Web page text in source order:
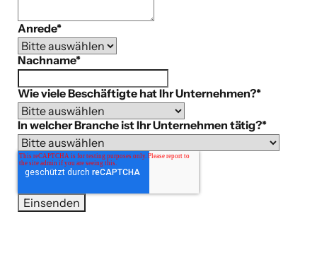
Anrede*
Nachname*
Wie viele Beschäftigte hat Ihr Unternehmen?*
In welcher Branche ist Ihr Unternehmen tätig?*